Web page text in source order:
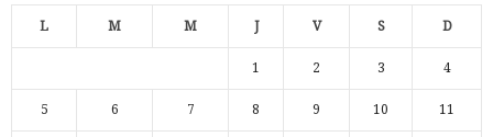
L M M J V S D
1 2 3 4
5 6 7 8 9 10 11